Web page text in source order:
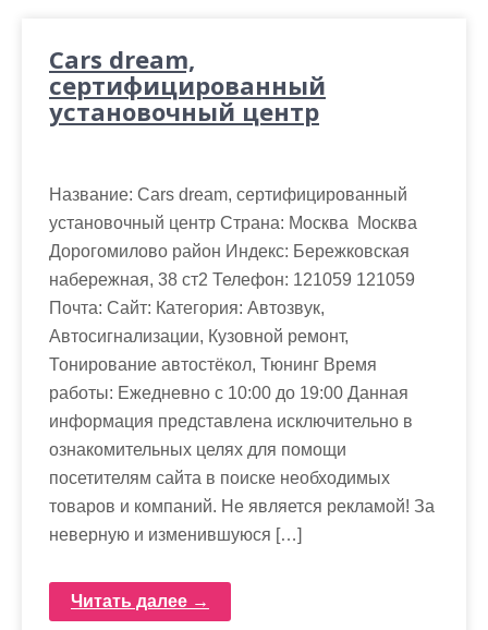
Cars dream,
сертифицированный
установочный центр
Название: Cars dream, сертифицированный
установочный центр Страна: Москва Москва
Дорогомилово район Индекс: Бережковская
набережная, 38 ст2 Телефон: 121059 121059
Почта: Cайт: Категория: Автозвук,
Автосигнализации, Кузовной ремонт,
Тонирование автостёкол, Тюнинг Время
работы: Ежедневно с 10:00 до 19:00 Данная
информация представлена исключительно в
ознакомительных целях для помощи
посетителям сайта в поиске необходимых
товаров и компаний. Не является рекламой! За
неверную и изменившуюся […]
Читать далее →